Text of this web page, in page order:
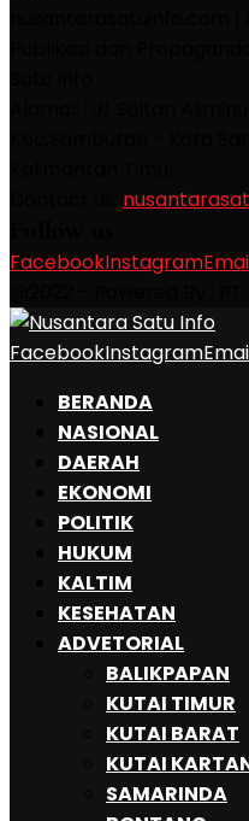
FacebookInstagram
FacebookInstagram
BERANDA
NASIONAL
DAERAH
EKONOMI
POLITIK
HUKUM
KALTIM
KESEHATAN
ADVETORIAL
BALIKPAPAN
KUTAI TIMUR
KUTAI BARAT
KUTAI
SAMARINDA